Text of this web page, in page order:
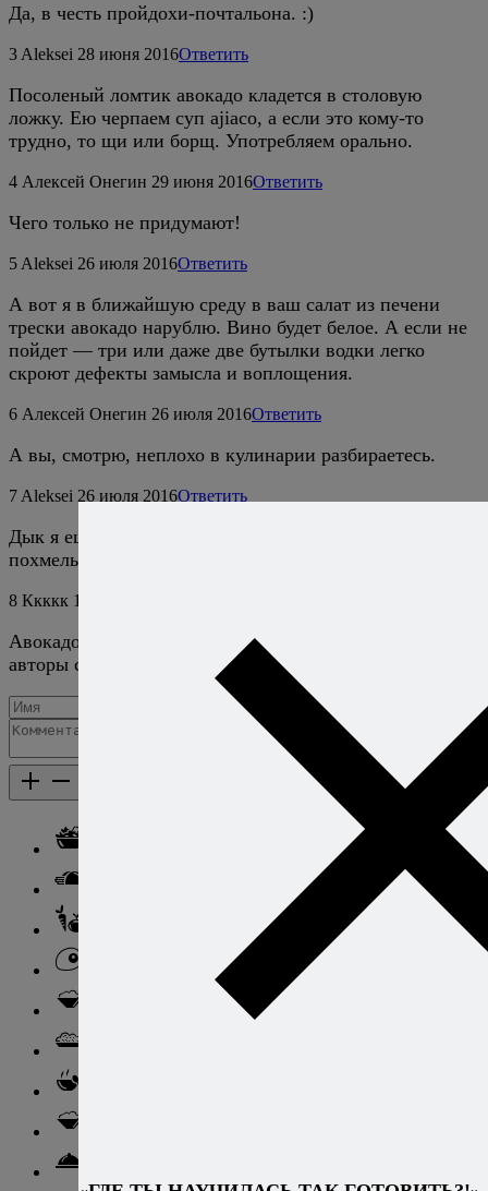
Да, в честь пройдохи-почтальона. :)
3 Aleksei 28 июня 2016Ответить
Посоленый ломтик авокадо кладется в столовую
ложку. Ею черпаем суп ajiaco, а если это кому-то
трудно, то щи или борщ. Употребляем орально.
4 Алексей Онегин 29 июня 2016Ответить
Чего только не придумают!
5 Aleksei 26 июля 2016Ответить
А вот я в ближайшую среду в ваш салат из печени
трески авокадо нарублю. Вино будет белое. А если не
пойдет — три или даже две бутылки водки легко
скроют дефекты замысла и воплощения.
6 Алексей Онегин 26 июля 2016Ответить
А вы, смотрю, неплохо в кулинарии разбираетесь.
7 Aleksei 26 июля 2016Ответить
Дык я еще и сомелье. Три бутылки от двух хоть в
похмельЕ хоть в реанимации отличу.
8 Ккккк 19 октября 2020
Авокадо переводится не совсем как «лесное масло» и
авторы статьи об этом знают) хахаха
Добавить комментарий
Каталог рецептов